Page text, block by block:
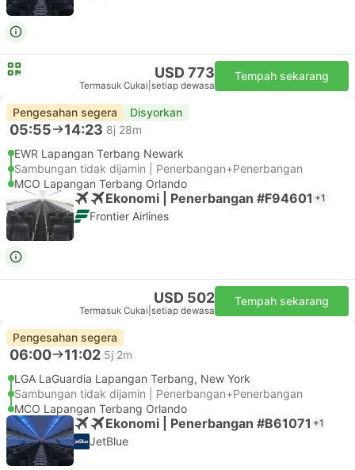
USD 773
Termasuk Cukai setiap dewasa
Tempah sekarang
Pengesahan segera Disyorkan
05:55 14:23 8j 28m
EWR Lapangan Terbang Newark
Sambungan tidak dijamin | Penerbangan+Penerbangan
MCO Lapangan Terbang Orlando
Ekonomi | Penerbangan #F94601 +1
Frontier Airlines
USD 502
Termasuk Cukai setiap dewasa
Tempah sekarang
Pengesahan segera
06:00 11:02 5j 2m
LGA LaGuardia Lapangan Terbang, New York
Sambungan tidak dijamin | Penerbangan+Penerbangan
MCO Lapangan Terbang Orlando
Ekonomi | Penerbangan #B61071 +1
JetBlue